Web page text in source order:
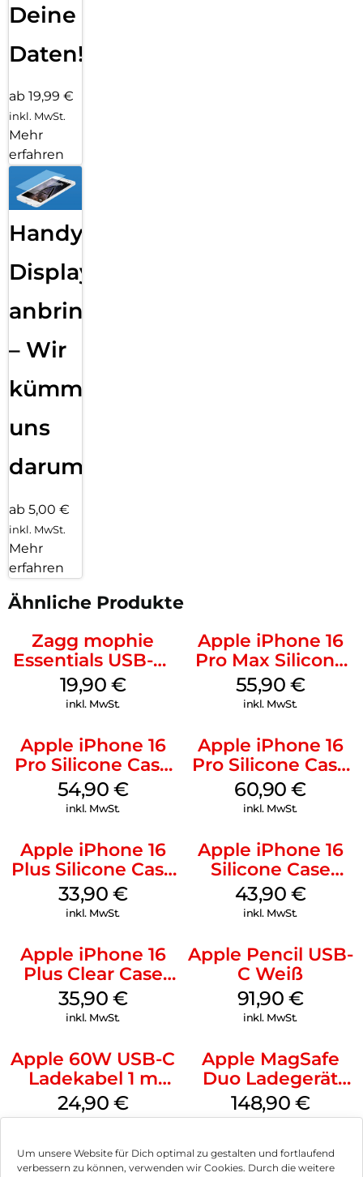
Um unsere Website für Dich optimal zu gestalten und fortlaufend
verbessern zu können, verwenden wir Cookies. Durch die weitere
Deine
Daten!
ab 19,99 €
inkl. MwSt.
Mehr
erfahren
Handy
Displayfolie
anbringen
– Wir
kümmern
uns
darum!
ab 5,00 €
inkl. MwSt.
Mehr
erfahren
Ähnliche Produkte
Zagg mophie
Essentials USB-C-
20W Charger PD
Weiß
19,90 €
inkl. MwSt.
Apple iPhone 16
Pro Max Silicone
Case MagSafe
Stone Gray
55,90 €
inkl. MwSt.
Apple iPhone 16
Pro Silicone Case
MagSafe Black
54,90 €
inkl. MwSt.
Apple iPhone 16
Pro Silicone Case
MagSafe Stone
Gray
60,90€
inkl. MwSt.
Apple iPhone 16
Plus Silicone Case
MagSafe Lake
Green
33,90 €
inkl. MwSt.
Apple iPhone 16
Silicone Case
MagSafe Plum
43,90 €
inkl. MwSt.
Apple iPhone 16
Plus Clear Case
MagSafe
Transparent
35,90 €
inkl. MwSt.
Apple Pencil USB-
C Weiß
91,90 €
inkl. MwSt.
Apple 60W USB-C
Ladekabel 1 m
Weiß
24,90 €
inkl. MwSt.
Apple MagSafe
Duo Ladegerät
Weiß
148,90 €
inkl. MwSt.